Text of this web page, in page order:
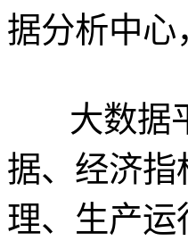
据分析中心
大数据平
据、经济指
理、生产运